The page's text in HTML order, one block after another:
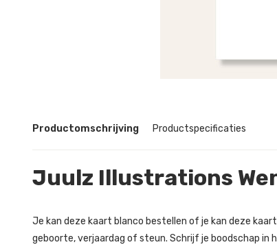
Productomschrijving Productspecificaties
Juulz Illustrations
Je kan deze kaart blanco bestellen of je kan deze
geboorte, verjaardag of steun. Schrijf je boodschap in